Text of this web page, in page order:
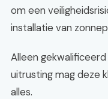
om een
installatie van
Alleen
uitrusting mag deze
alles.